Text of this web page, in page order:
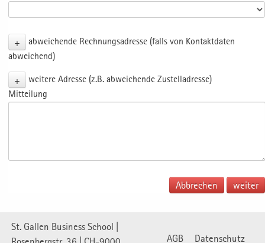
+
abweichende Rechnungsadresse (falls von Kontaktdaten
abweichend)
+
weitere Adresse (z.B. abweichende Zustelladresse)
Mitteilung
Abbrechen
St. Gallen Business School |
AGB Datenschutz